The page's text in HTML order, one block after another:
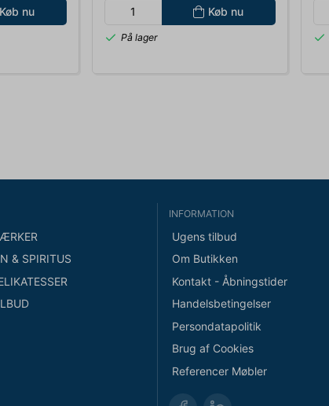
Køb nu Køb nu
På lager
& SPIRITUS
INFORMATION
Ugens tilbud
Om Butikken
Kontakt - Åbningstider
Handelsbetingelser
Persondatapolitik
Brug af Cookies
Referencer Møbler